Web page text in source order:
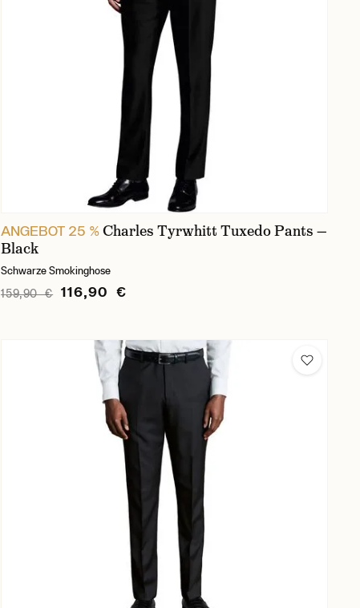
ANGEBOT 25 %Charles Tyrwhitt Tuxedo Pants —
Black
Schwarze Smokinghose
159,90 € 116,90 €